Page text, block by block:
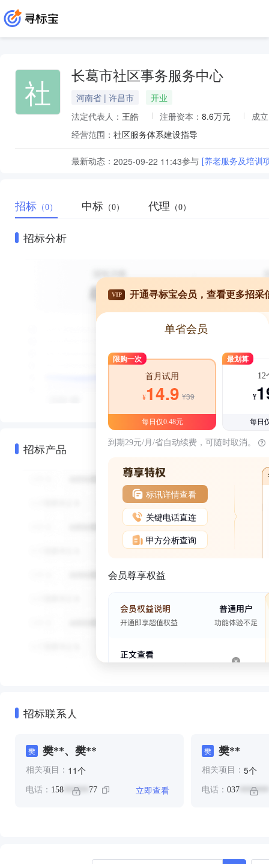
社 长葛市社区事务服务中心
河南省 | 许昌市
开业
法定代表人： 王皓 注册资本： 8.6万元
成
经营范围： 社区服务体系建设指导
最新动态： 2025-09-22 11:43参与 [养老服务及培训
招标 （0） 中标 （0） 代理 （0）
招标分析
招标产品
VIP 开通寻标宝会员，查看更多招采
单省会员
限购一次
首月试用
¥14.9 ¥39
每日仅0.48元
最划算
12
¥
每日
到期29元/月/省自动续费，可随时取消。
标讯详情查看
关键电话直连
甲方分析查询
会员尊享权益
招标联系人
樊 樊**、樊**
相关项目： 11个
电话： 158 ****** 77 立即查看
樊 樊**
相关项目： 5个
电话： 037 *******